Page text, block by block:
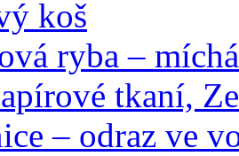
koš
ryba –
tkaní,
– odraz ve